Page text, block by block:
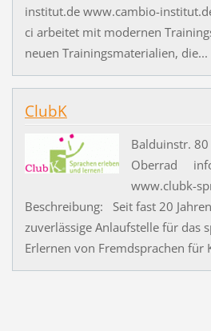
institut.de www.cambio-
ci arbeitet mit modernen
neuen Trainingsmaterialien, die...
ClubK
Balduinstr.
Oberrad
www.clubk-
Beschreibung: Seit fast 20
zuverlässige Anlaufstelle für das
Erlernen von Fremdsprachen für